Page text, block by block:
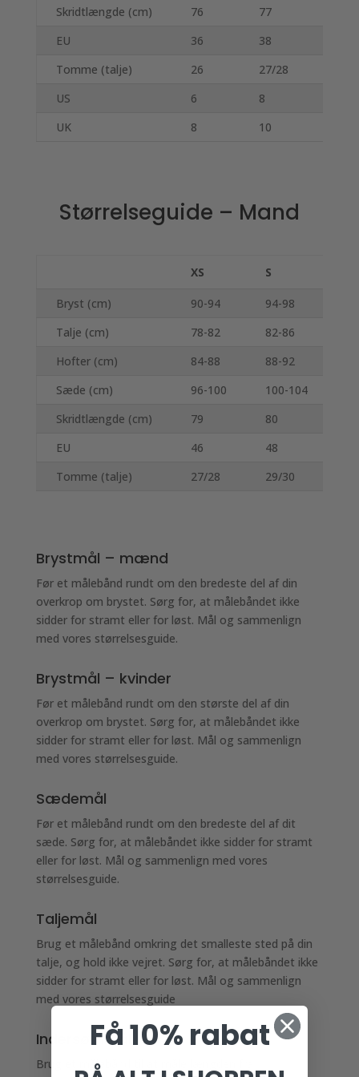
Skridtlængde (cm)
76 77
EU
36 38
Tomme (talje)
26 27/28
US
6 8
UK
8 10
Størrelseguide – Mand
XS S
Bryst (cm) 90-94 94-98
Talje (cm)
78-82 82-86
Hofter (cm)
84-88 88-92
Sæde (cm)
96-100 100-104
Skridtlængde (cm)
79 80
EU
46 48
Tomme (talje)
27/28 29/30
Brystmål – mænd
Før et målebånd rundt om den bredeste del af din
overkrop om brystet. Sørg for, at målebåndet ikke
sidder for stramt eller for løst. Mål og sammenlign
med vores størrelsesguide.
Brystmål – kvinder
Før et målebånd rundt om den største del af din
overkrop om brystet. Sørg for, at målebåndet ikke
sidder for stramt eller for løst. Mål og sammenlign
med vores størrelsesguide.
Sædemål
Før et målebånd rundt om den bredeste del af dit
sæde. Sørg for, at målebåndet ikke sidder for stramt
eller for løst. Mål og sammenlign med vores
størrelsesguide.
Taljemål
Brug et målebånd omkring det smalleste sted på din
talje, og hold ikke vejret. Sørg for, at målebåndet ikke
sidder for stramt eller for løst. Mål og sammenlign
med vores størrelsesguide
Indersømmål
Brug et målebånd til at måle længden fra
Få 10% rabat